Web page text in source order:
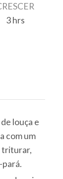
3hours
hrs
louça e
com um
triturar,